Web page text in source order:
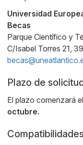
Universidad
Becas
Parque Científico y
C/Isabel Torres 21,
Plazo de
El plazo comenzará el
octubre.
Compatibilidades